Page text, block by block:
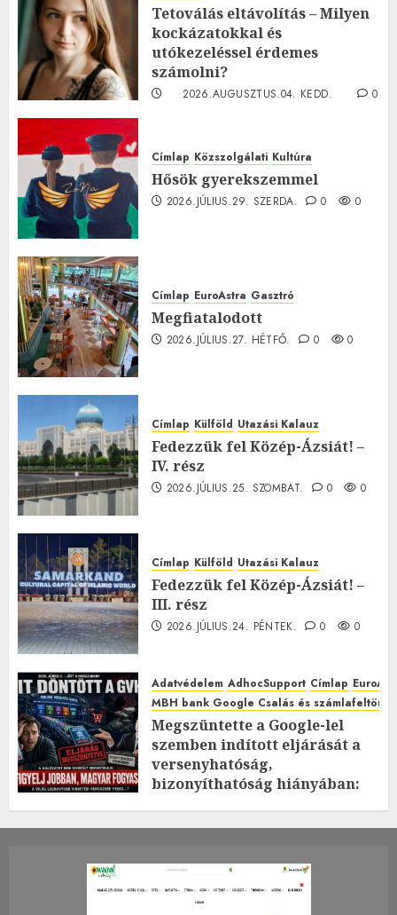
Tetoválás eltávolítás – Milyen
kockázatokkal és
utókezeléssel érdemes
számolni?
2026.AUGUSZTUS.04. KEDD.
0
Címlap Közszolgálati Kultúra
Hősök gyerekszemmel
2026.JÚLIUS.29. SZERDA. 0 0
Címlap EuroAstra Gasztró
Megfiatalodott
2026.JÚLIUS.27. HÉTFŐ. 0 0
Címlap Külföld Utazási Kalauz
Fedezzük fel Közép-Ázsiát! –
IV. rész
2026.JÚLIUS.25. SZOMBAT. 0 0
Címlap Külföld Utazási Kalauz
Fedezzük fel Közép-Ázsiát! –
III. rész
2026.JÚLIUS.24. PÉNTEK. 0 0
Adatvédelem AdhocSupport Címlap
MBH bank Google Csalás és
Megszüntette a Google-lel
szemben indított eljárását a
versenyhatóság,
bizonyíthatóság hiányában:
2026.JÚLIUS.23. CSÜTÖRTÖK.
0